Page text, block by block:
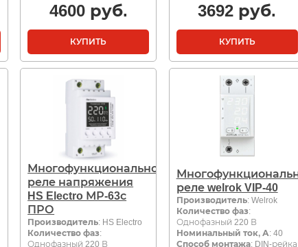
4600руб.
КУПИТЬ
3692 руб.
КУПИТЬ
Многофункциональное
реле напряжения
HS Electro МР-63с
ПРО
Производитель: HS Electro
Количество фаз:
Однофазный 220 В
реле welrok VIP-40
Производитель: Welrok
Количество фаз:
Однофазный 220 В
Номинальный ток, А: 40
Способ монтажа: DIN-рейка